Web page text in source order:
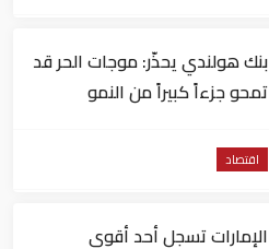
بنك هولندي يحذّر: موجات الحر قد
تمحو جزءاً كبيراً من النمو
اقتصاد
الإمارات تسجل أحد أقوى